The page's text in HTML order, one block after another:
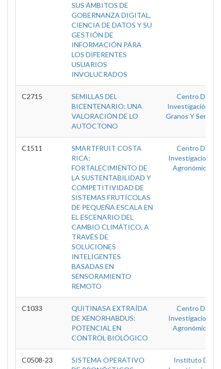
SUS ÁMBITOS DE
GOBERNANZA DIGITAL,
CIENCIA DE DATOS Y SU
GESTIÓN DE
INFORMACIÓN PARA
LOS DIFERENTES
USUARIOS
INVOLUCRADOS
C2715
SEMILLAS DEL
BICENTENARIO: UNA
VALORACIÓN DE LO
AUTÓCTONO
Centro De
Investigación En
Granos Y Semillas
C1511
SMARTFRUIT COSTA
RICA:
FORTALECIMIENTO DE
LA SUSTENTABILIDAD Y
COMPETITIVIDAD DE
SISTEMAS FRUTÍCOLAS
DE PEQUEÑA ESCALA EN
EL ESCENARIO DEL
CAMBIO CLIMÁTICO, A
TRAVÉS DE
SOLUCIONES
INTELIGENTES
BASADAS EN
SENSORAMIENTO
REMOTO
Centro De
Investigaciones
Agronómicas
C1033
QUITINASA EXTRAÍDA
DE XENORHABDUS:
POTENCIAL EN
CONTROL BIOLÓGICO
Centro De
Investigaciones
Agronómicas
C0508-23
SISTEMA OPERATIVO
Instituto De